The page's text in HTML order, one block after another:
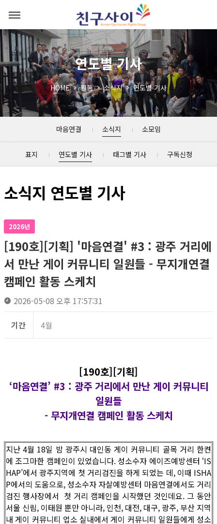
연도별 기사
HOME 활동 소식지 연도별 기사
마음연결 소식지 소모임
표지 연도별 기사 태그별 기사 구독신청
소식지 연도별 기사
2026년
[190호][기획] '마음연결' #3 : 광주 거리에
서 만난 게이 커뮤니티 일원들 - 무지개연결
캠페인 활동 스케치
2026-05-08 오후 17:57:31
기간 4월
[190호][기획]
‘마음연결’ #3 : 광주 거리에서 만난 게이 커뮤니티
일원들
- 무지개연결 캠페인 활동 스케치
지난 4월 18일 밤 광주시 대인동 게이 커뮤니티 골목 거리 한켠
에 조그마한 캠페인이 있었습니다. 성소수자 에이즈예방센터 ‘IS
HAP’에서 광주지역에 첫 거리검진을 하게 되었는 데, 이때 ISHA
P에서의 도움으로, 성소수자 자살예방센터 마음연결에서도 거리
검진 행사장에서 첫 거리 캠페인을 시작했던 것인데요. 그 동안
서울 신림, 이태원 뿐만 아니라, 인천, 대전, 대구, 광주, 부산 지역
내 게이 커뮤니티 업소 실내에서 게이 커뮤니티 일원들에게 성소